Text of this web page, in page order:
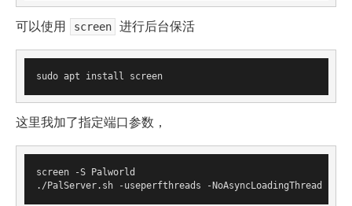
可以使用 screen 进行后台保活
sudo apt install screen
这里我加了指定端口参数，
screen -S Palworld